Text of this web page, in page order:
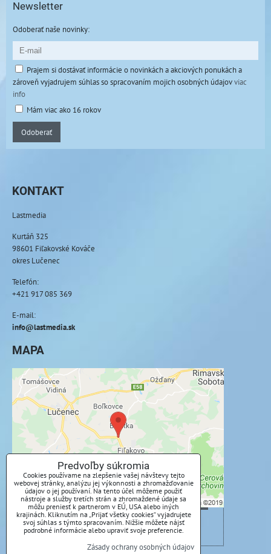
Newsletter
Odoberať naše novinky:
Prajem si dostávať informácie o novinkách a akciových ponukách a
zároveň vyjadrujem súhlas so spracovaním mojich osobných údajovviac
info
Mám viac ako 16 rokov
Odoberať
KONTAKT
Lastmedia
Kurtáň 325
98601 Fiľakovské Kováče
okres Lučenec
Telefón:
+421 917 085 369
E-mail:
info@lastmedia.sk
MAPA
Externý obsah je blokovaný Voľbami
súkromia
Prajete si načítať externý obsah?
Povoliť tentokrát
Povoliť a zapamätať - súhlas s druhom cookie:
Funkčné
Otvoriť obsah v novom okne
Predvoľby súkromia
Cookies používame na zlepšenie vašej návštevy tejto
webovej stránky, analýzu jej výkonnosti a zhromažďovanie
údajov o jej používaní. Na tento účel môžeme použiť
nástroje a služby tretích strán a zhromaždené údaje sa
môžu preniesť k partnerom v EÚ, USA alebo iných
krajinách. Kliknutím na „Prijať všetky cookies“ vyjadrujete
svoj súhlas s týmto spracovaním. Nižšie môžete nájsť
podrobné informácie alebo upraviť svoje preferencie.
Zásady ochrany osobných údajov